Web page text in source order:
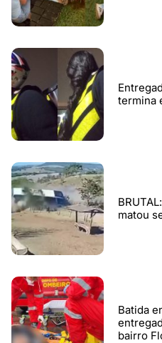
termina
matou
Batida
bairro